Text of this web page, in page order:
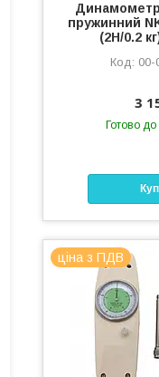
пружинний
(2Н/0.2
00-
3
Готово до
ціна з ПДВ